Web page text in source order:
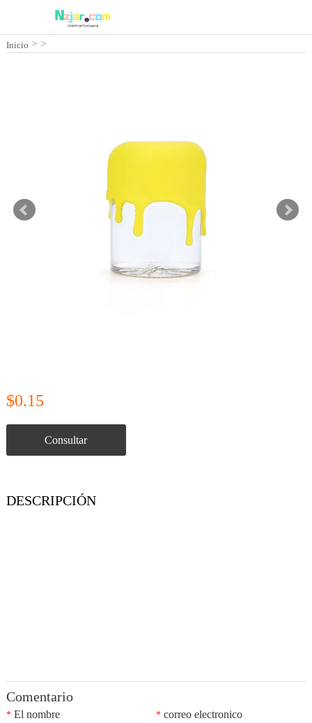
Inicio > >
$0.15
Consultar
DESCRIPCIÓN
Comentario
*El nombre *correo electronico